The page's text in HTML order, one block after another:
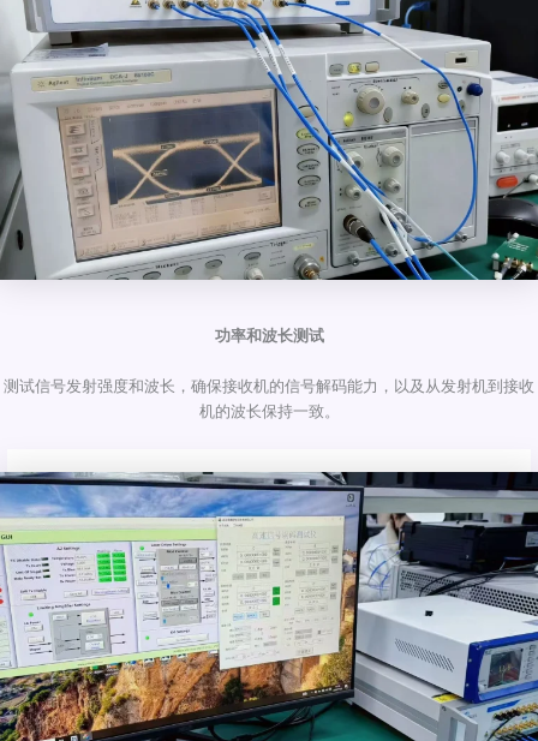
功率和波长测试
测试信号发射强度和波长，确保接收机的信号解码能力，以及从发射机到接收
机的波长保持一致。